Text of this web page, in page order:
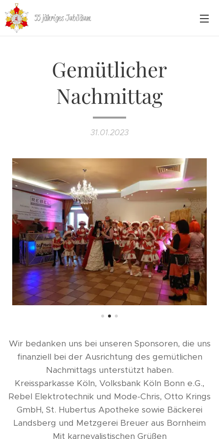
55 jähriges Jubiläum
Gemütlicher
Nachmittag
31.01.2023
Wir bedanken uns bei unseren Sponsoren, die uns
finanziell bei der Ausrichtung des gemütlichen
Nachmittags unterstützt haben.
Kreissparkasse Köln, Volksbank Köln Bonn e.G.,
Rebel Elektrotechnik und Mode-Chris, Otto Krings
GmbH, St. Hubertus Apotheke sowie Bäckerei
Landsberg und Metzgerei Breuer aus Bornheim
Mit karnevalistischen Grüßen